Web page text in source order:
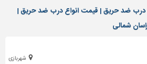
درب ضد حریق | قیمت انواع درب ضد حریق |
شمالی
شهربازی